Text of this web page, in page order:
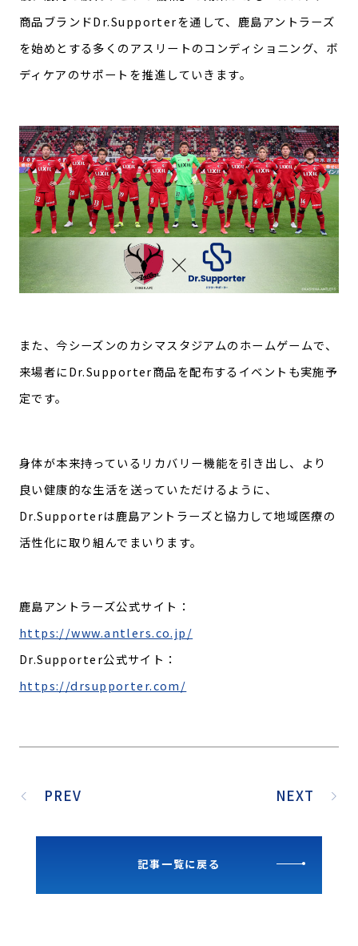
商品ブランドDr.Supporterを通して、鹿島アントラーズ
を始めとする多くのアスリートのコンディショニング、ボ
ディケアのサポートを推進していきます。
また、今シーズンのカシマスタジアムのホームゲームで、
来場者にDr.Supporter商品を配布するイベントも実施予
定です。
身体が本来持っているリカバリー機能を引き出し、より
良い健康的な生活を送っていただけるように、
Dr.Supporterは鹿島アントラーズと協力して地域医療の
活性化に取り組んでまいります。
鹿島アントラーズ公式サイト：
https://www.antlers.co.jp/
Dr.Supporter公式サイト：
https://drsupporter.com/
PREV
記事一覧に戻る
NEXT